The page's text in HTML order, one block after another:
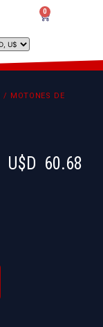
0
/ MOTONES DE
U$D 60.68